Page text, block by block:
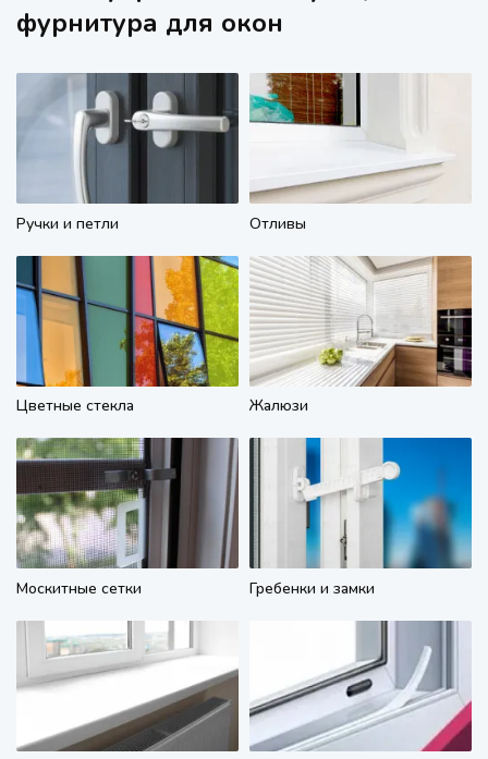
фурнитура для окон
Ручки и петли Отливы
Цветные стекла Жалюзи
Москитные сетки Гребенки и замки